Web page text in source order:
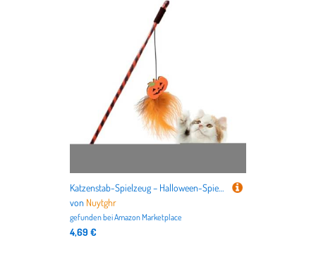
Katzenstab-Spielzeug – Halloween-Spielstab, ergonomischer Katzen-Teaser- mit Kürbis-Geist zur Reduzierung von Langeweile, Jagdsimulation, Training, Übung
von Nuytghr
gefunden beiAmazon Marketplace
4,69 €